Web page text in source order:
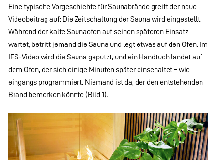
Eine typische Vorgeschichte für Saunabrände greift der neue
Videobeitrag auf: Die Zeitschaltung der Sauna wird eingestellt.
Während der kalte Saunaofen auf seinen späteren Einsatz
wartet, betritt jemand die Sauna und legt etwas auf den Ofen. Im
IFS-Video wird die Sauna geputzt, und ein Handtuch landet auf
dem Ofen, der sich einige Minuten später einschaltet – wie
eingangs programmiert. Niemand ist da, der den entstehenden
Brand bemerken könnte (Bild 1).